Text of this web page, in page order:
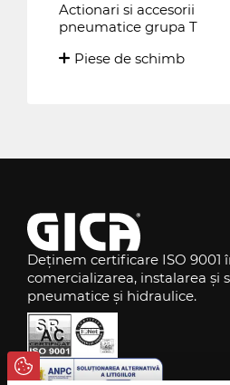
Actionari si accesorii
pneumatice grupa T
Piese de schimb
Deținem certificare ISO
comercializarea, instalarea și
pneumatice și hidraulice.